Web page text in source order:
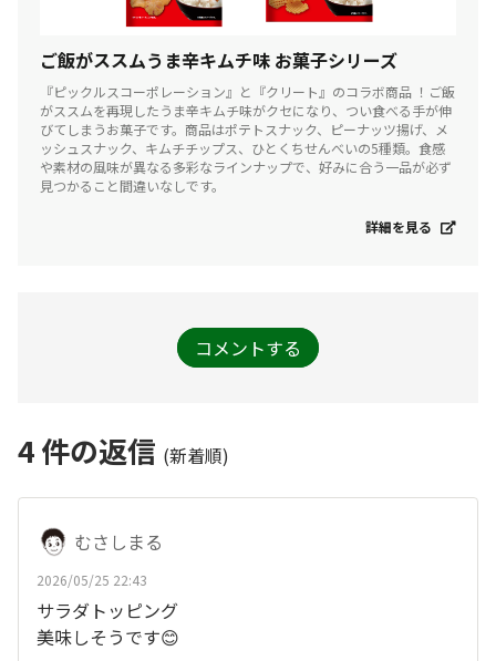
ご飯がススムうま辛キムチ味 お菓子シリーズ
『ピックルスコーポレーション』と『クリート』のコラボ商品 ！ご飯
がススムを再現したうま辛キムチ味がクセになり、つい食べる手が伸
びてしまうお菓子です。商品はポテトスナック、ピーナッツ揚げ、メ
ッシュスナック、キムチチップス、ひとくちせんべいの5種類。食感
や素材の風味が異なる多彩なラインナップで、好みに合う一品が必ず
見つかること間違いなしです。
詳細を見る
コメントする
4件の返信 (新着順)
むさしまる
2026/05/25 22:43
サラダトッピング
美味しそうです😊